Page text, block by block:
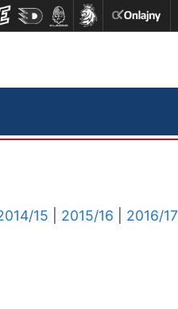
15 2015/16 2016/17